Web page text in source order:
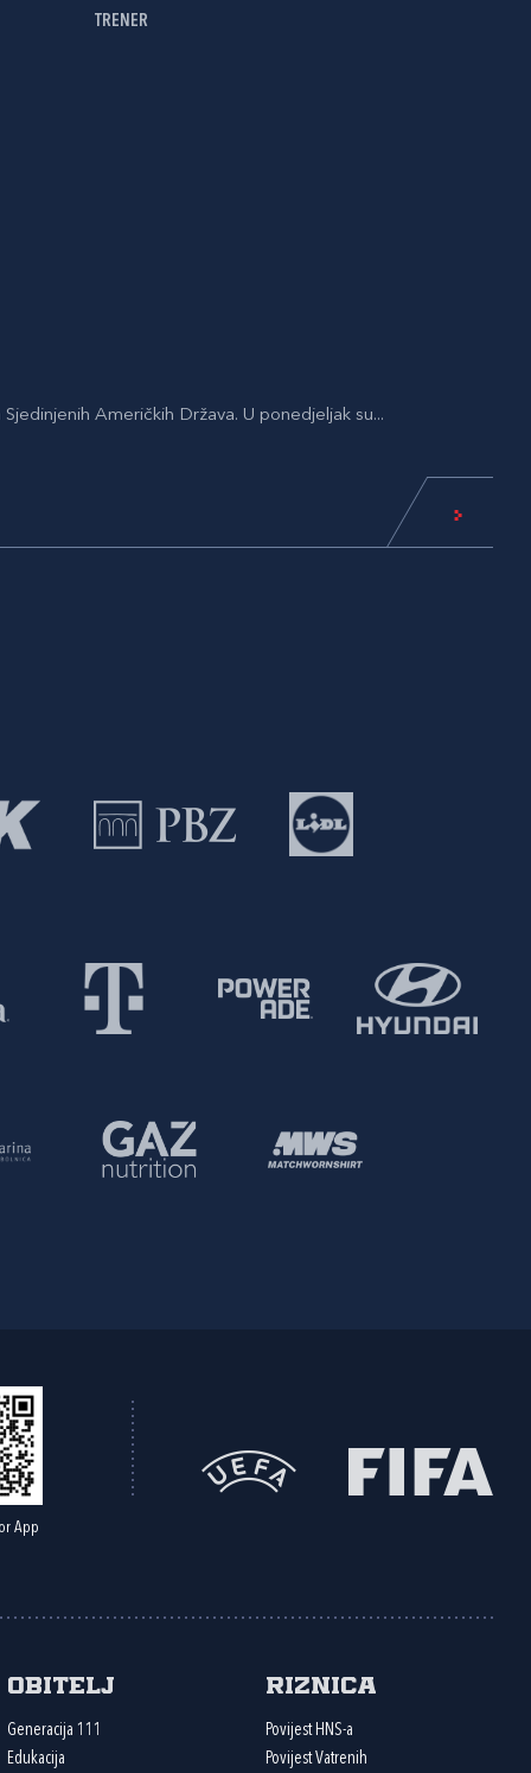
TRENER
Američkih Država. U ponedjeljak su...
App
Obitelj
Generacija 111
Edukacija
Riznica
Povijest HNS-a
Povijest Vatrenih